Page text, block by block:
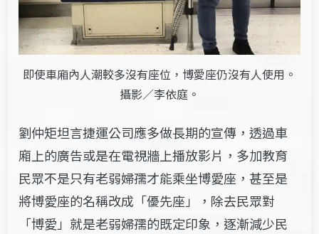
即使車廂內人潮較多沒有座位，博愛座仍沒有人使用。
攝影／李依庭。
劉仲矩坦言捷運公司應多做長期的宣傳，透過車
廂上的廣告或是在電視牆上播放影片，多加教育
民眾不是只有老弱婦孺才能乘坐博愛座，甚至是
將博愛座的名稱改成「優先座」，除去民眾對
「博愛」就是老弱婦孺的既定印象，逐漸減少民